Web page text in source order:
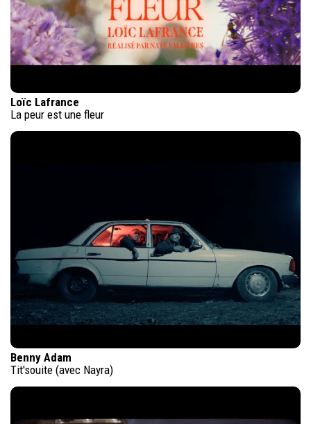
Loïc Lafrance
La peur est une fleur
Benny Adam
Tit'souite (avec Nayra)